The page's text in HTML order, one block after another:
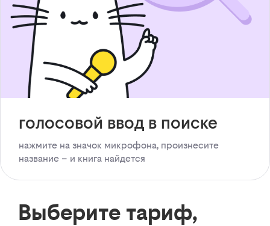
голосовой ввод в поиске
нажмите на значок микрофона, произнесите
название – и книга найдется
Выберите тариф,